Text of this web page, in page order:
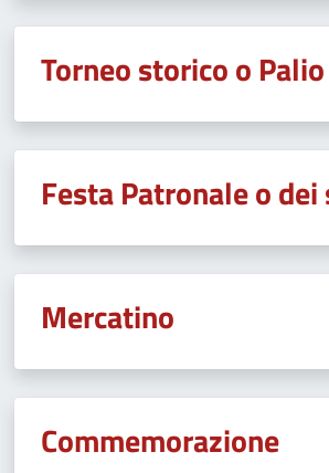
Torneo storico o Palio
Festa Patronale o
Mercatino
Commemorazione